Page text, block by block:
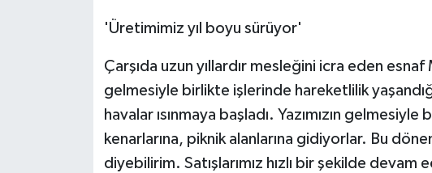
'Üretimimiz yıl boyu sürüyor'
Çarşıda uzun yıllardır mesleğini icra eden esnaf
gelmesiyle birlikte işlerinde hareketlilik
havalar ısınmaya başladı. Yazımızın
kenarlarına, piknik alanlarına gidiyorlar. Bu
diyebilirim. Satışlarımız hızlı bir şekilde